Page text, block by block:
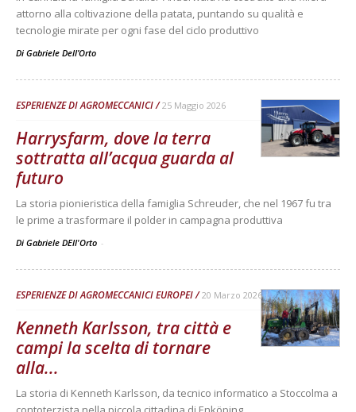
attorno alla coltivazione della patata, puntando su qualità e
tecnologie mirate per ogni fase del ciclo produttivo
Di Gabriele Dell’Orto
ESPERIENZE DI AGROMECCANICI 25 Maggio 2026
Harrysfarm, dove la terra
sottratta all’acqua guarda al
futuro
La storia pionieristica della famiglia Schreuder, che nel 1967 fu tra
le prime a trasformare il polder in campagna produttiva
Di Gabriele DEll'Orto -
ESPERIENZE DI AGROMECCANICI EUROPEI 20 Marzo 2026
Kenneth Karlsson, tra città e
campi la scelta di tornare
alla...
La storia di Kenneth Karlsson, da tecnico informatico a Stoccolma a